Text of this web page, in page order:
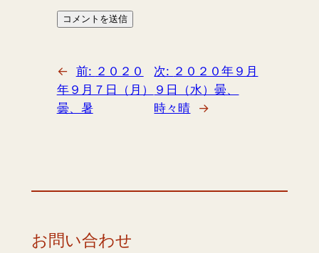
← 前: ２０２０
年９月７日（月）
曇、暑
次: ２０２０年９月
９日（水）曇、
時々晴
→
お問い合わせ